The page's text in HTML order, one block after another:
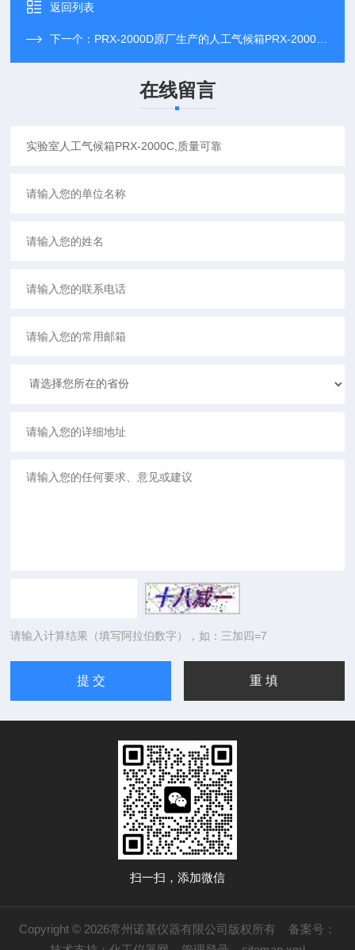
返回列表
下一个： PRX-2000D原厂生产的人工气候箱PRX-2000D长期现货供应
在线留言
请输入计算结果（填写阿拉伯数字），如：三加四=7
扫一扫，添加微信
Copyright © 2026常州诺基仪器有限公司版权所有 备案号：